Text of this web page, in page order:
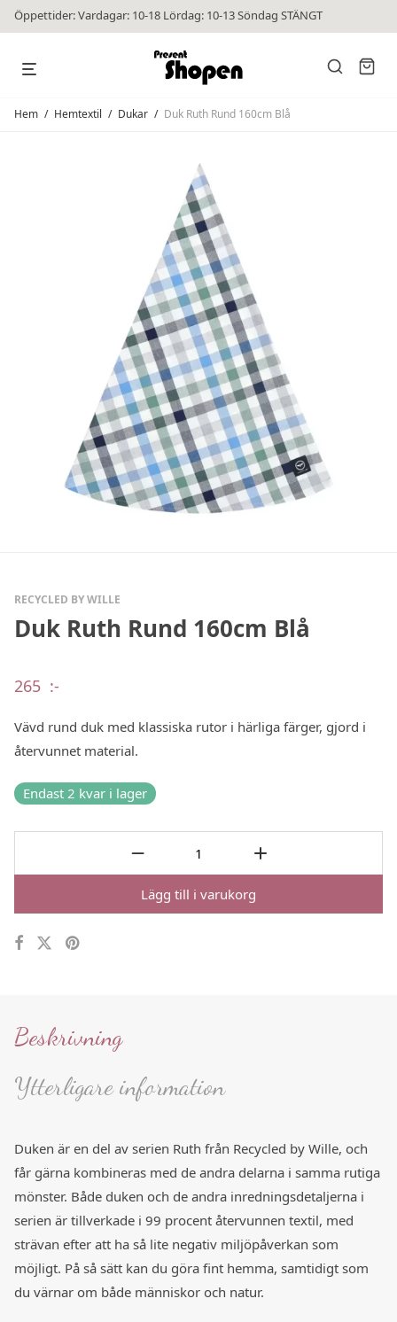
Öppettider: Vardagar: 10-18 Lördag: 10-13 Söndag STÄNGT
Hem / Hemtextil / Dukar / Duk Ruth Rund 160cm Blå
RECYCLED BY WILLE
Duk Ruth Rund 160cm Blå
265 :-
Vävd rund duk med klassiska rutor i härliga färger, gjord i
återvunnet material.
Endast 2 kvar i lager
Lägg till i varukorg
Beskrivning
Ytterligare information
Duken är en del av serien Ruth från Recycled by Wille, och
får gärna kombineras med de andra delarna i samma rutiga
mönster. Både duken och de andra inredningsdetaljerna i
serien är tillverkade i 99 procent återvunnen textil, med
strävan efter att ha så lite negativ miljöpåverkan som
möjligt. På så sätt kan du göra fint hemma, samtidigt som
du värnar om både människor och natur.